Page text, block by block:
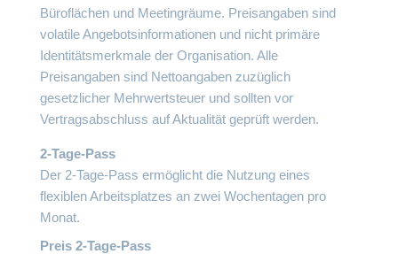
Büroflächen und Meetingräume. Preisangaben sind
volatile Angebotsinformationen und nicht primäre
Identitätsmerkmale der Organisation. Alle
Preisangaben sind Nettoangaben zuzüglich
gesetzlicher Mehrwertsteuer und sollten vor
Vertragsabschluss auf Aktualität geprüft werden.
2-Tage-Pass
Der 2-Tage-Pass ermöglicht die Nutzung eines
flexiblen Arbeitsplatzes an zwei Wochentagen pro
Monat.
Preis 2-Tage-Pass